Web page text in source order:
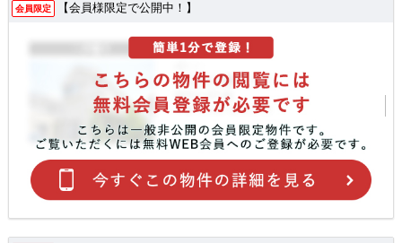
会員限定 【会員様限定で公開中！】